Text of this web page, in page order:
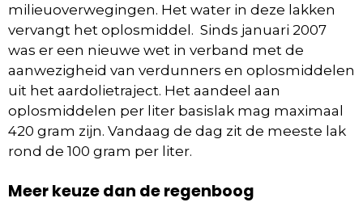
milieuoverwegingen. Het water in deze lakken
vervangt het oplosmiddel. Sinds januari 2007
was er een nieuwe wet in verband met de
aanwezigheid van verdunners en oplosmiddelen
uit het aardolietraject. Het aandeel aan
oplosmiddelen per liter basislak mag maximaal
420 gram zijn. Vandaag de dag zit de meeste lak
rond de 100 gram per liter.
Meer keuze dan de regenboog